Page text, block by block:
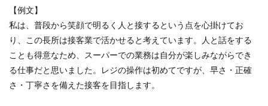
【例文】
私は、普段から笑顔で明るく人と接するという点を心掛けてお
り、この長所は接客業で活かせると考えています。人と話をする
ことも得意なため、スーパーでの業務は自分が楽しみながらでき
る仕事だと思いました。レジの操作は初めてですが、早さ・正確
さ・丁寧さを備えた接客を目指します。